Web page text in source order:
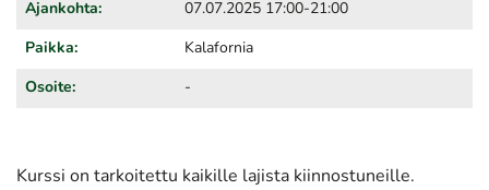
Ajankohta: 07.07.2025 17:00-21:00
Paikka: Kalafornia
Osoite: -
Kurssi on tarkoitettu kaikille lajista kiinnostuneille.